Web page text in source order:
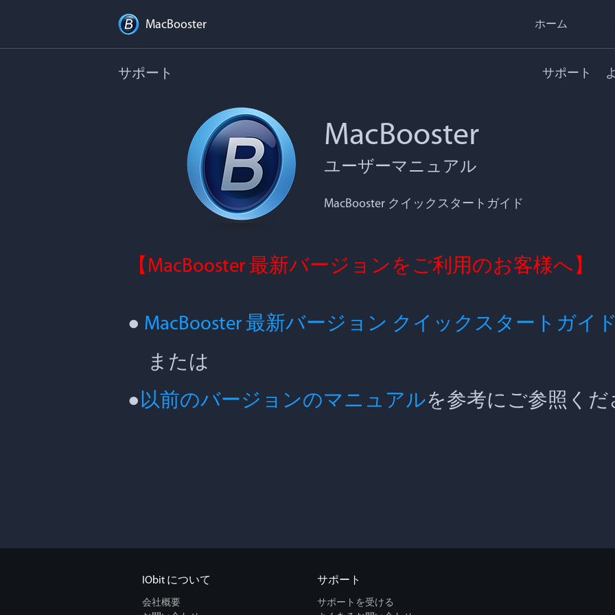
MacBooster ホーム
サポート サポート
MacBooster
ユーザーマニュアル
MacBooster クイックスタートガイド
【MacBooster 最新バージョンをご利用のお客様へ】
● MacBooster 最新バージョン クイックスタートガイド
または
●以前のバージョンのマニュアルを参考にご参照くだ
IObit について
会社概要
サポート
サポートを受ける